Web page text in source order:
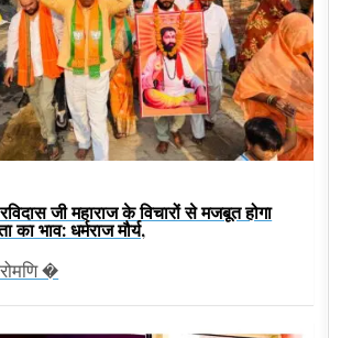
जी महाराज के विचारों से मजबूत होगा
भाव: धर्मराज मौर्य,
�